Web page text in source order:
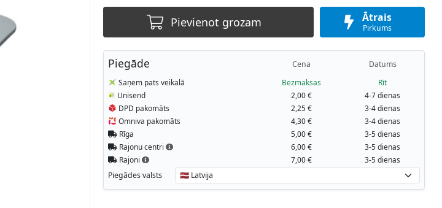
Pievienot grozam Ātrais
Pirkums
Piegāde Cena Datums
Saņem pats veikalā Bezmaksas
Rīt
Unisend
2,00 €
4-7 dienas
DPD pakomāts
2,25 €
3-4 dienas
Omniva pakomāts
4,30 €
3-4 dienas
Rīga
5,00 €
3-5 dienas
Rajonu centri
6,00 €
3-5 dienas
Rajoni
7,00 € 3-5 dienas
Piegādes valsts